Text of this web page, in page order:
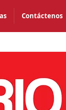
Contáctenos